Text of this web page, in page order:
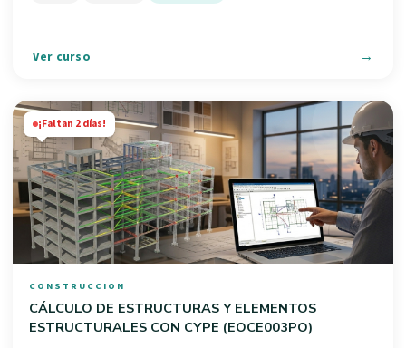
Ver curso
¡Faltan 2 días!
CONSTRUCCION
CÁLCULO DE ESTRUCTURAS Y ELEMENTOS
ESTRUCTURALES CON CYPE (EOCE003PO)